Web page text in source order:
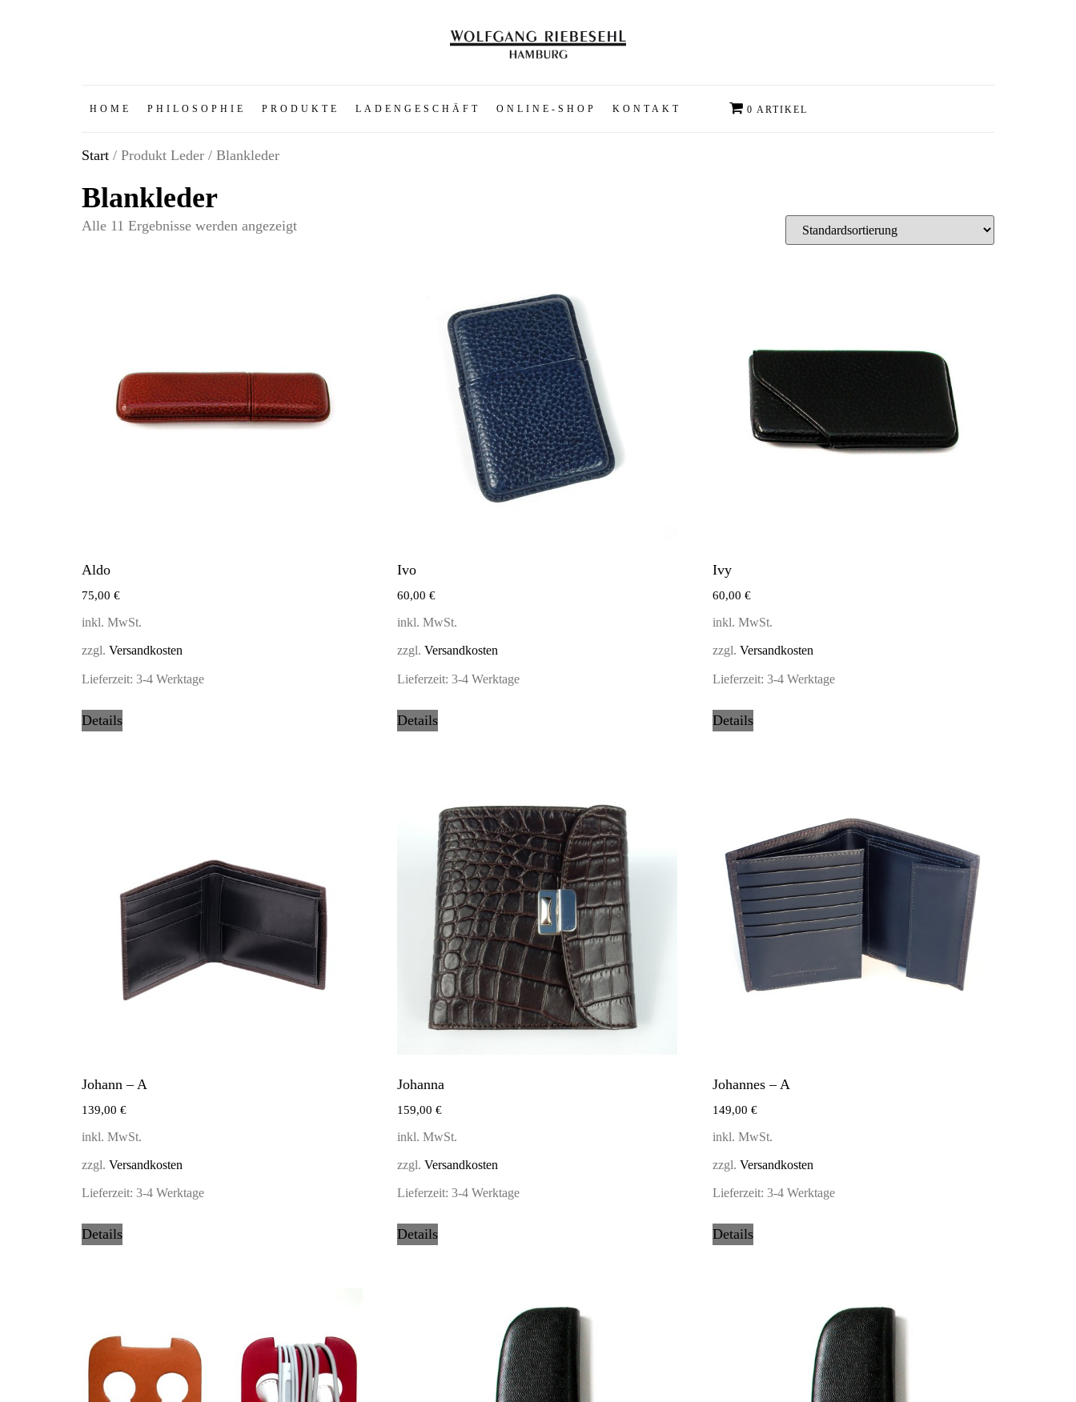
HOME PHILOSOPHIE PRODUKTE LADENGESCHÄFT ONLINE-SHOP KONTAKT 0 ARTIKEL
Start / Produkt Leder / Blankleder
Blankleder
Alle 11 Ergebnisse werden angezeigt
Aldo
75,00 €
inkl. MwSt.
zzgl. Versandkosten
Lieferzeit: 3-4 Werktage
Details
Ivo
60,00 €
inkl. MwSt.
zzgl. Versandkosten
Lieferzeit: 3-4 Werktage
Details
Ivy
60,00 €
inkl. MwSt.
zzgl. Versandkosten
Lieferzeit: 3-4 Werktage
Details
Johann – A
139,00 €
inkl. MwSt.
zzgl. Versandkosten
Lieferzeit: 3-4 Werktage
Details
Johanna
159,00 €
inkl. MwSt.
zzgl. Versandkosten
Lieferzeit: 3-4 Werktage
Details
Johannes – A
149,00 €
inkl. MwSt.
zzgl. Versandkosten
Lieferzeit: 3-4 Werktage
Details